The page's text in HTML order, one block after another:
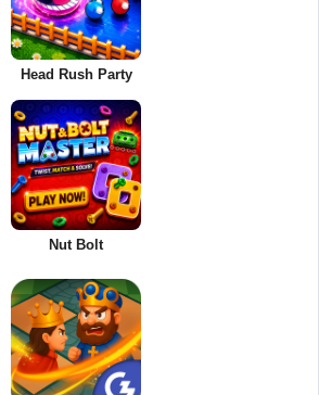
Head Rush Party
Nut Bolt